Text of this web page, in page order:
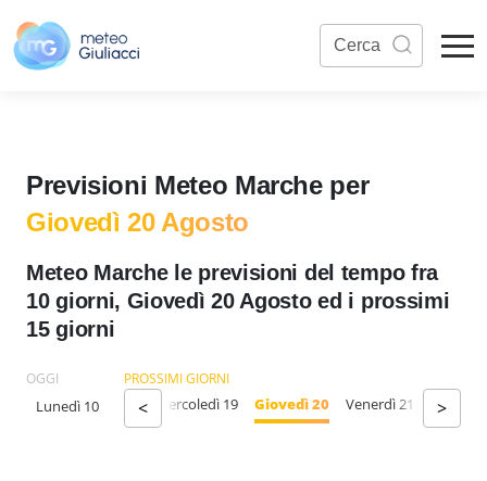
Previsioni Meteo Marche per
Giovedì 20 Agosto
Meteo Marche le previsioni del tempo fra
10 giorni, Giovedì 20 Agosto ed i prossimi
15 giorni
OGGI
Lunedì 10
PROSSIMI GIORNI
<
17 Martedì 18 Mercoledì 19 Giovedì 20 Venerdì 21 Sabato
>